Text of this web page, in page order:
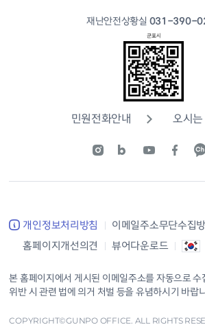
재난안전상황실 031-390-
민원전화안내 오시는
개인정보처리방침
이메일주소무단수집
홈페이지개선의견
뷰어다운로드
본 홈페이지에서 게시된 이메일주소를 자동으로
위반 시 관련 법에 의거 처벌 등을 유념하시기 바랍
COPYRIGHT©GUNPO OFFICE. ALL RIGHTS